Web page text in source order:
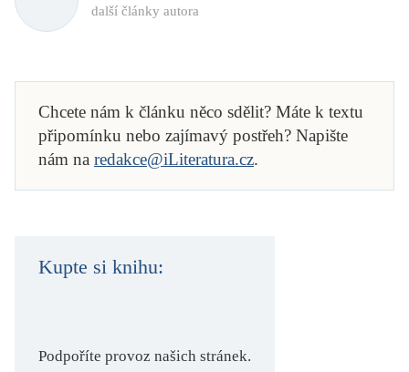
další články autora
Chcete nám k článku něco sdělit? Máte k textu
připomínku nebo zajímavý postřeh? Napište
nám na redakce@iLiteratura.cz.
Kupte si knihu:
Podpoříte provoz našich stránek.